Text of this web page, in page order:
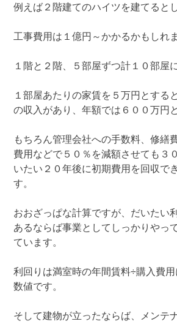
例えば２階建てのハイツを建てるとし
工事費用は１億円～かかるかもしれ
１階と２階、５部屋ずつ計１０部屋
１部屋あたりの家賃を５万円とする
の収入があり、年額では６００万円
もちろん管理会社への手数料、修繕
費用などで５０％を減額させても３
いたい２０年後に初期費用を回収で
す。
おおざっぱな計算ですが、だいたい
あるならば事業としてしっかりやっ
ています。
利回りは満室時の年間賃料÷購入費
数値です。
そして建物が立ったならば、メンテ